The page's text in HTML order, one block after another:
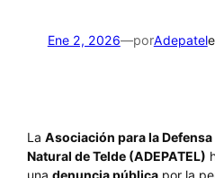
Ene 2, 2026—porAdepatel
LaAsociación para la
Natural de Telde (ADEPATEL)
unadenuncia pública por la